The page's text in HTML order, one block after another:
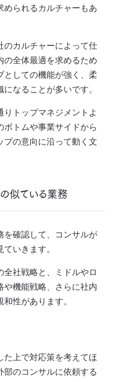
られるカルチャーもあ
のカルチャーによって仕
全体最適を求めるため
しての機能が強く、柔
なることが多いです。
トップマネジメントよ
ボトムや事業サイドから
の意向に沿って動く文
似ている業務
を確認して、コンサルが
いきます。
社戦略と、ミドルやロ
や機能戦略、さらに社内
性があります。
た上で対応策を考えてほ
部のコンサルに依頼する